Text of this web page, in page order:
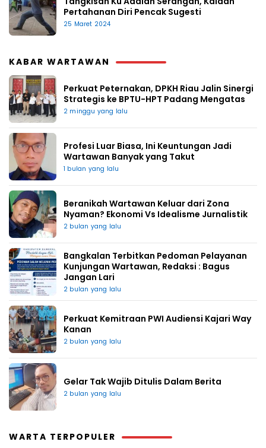
Pertahanan Diri Pencak Sugesti
25 Maret 2024
KABAR WARTAWAN
Perkuat Peternakan, DPKH Riau Jalin Sinergi
Strategis ke BPTU-HPT Padang Mengatas
2 minggu yang lalu
Profesi Luar Biasa, Ini Keuntungan Jadi
Wartawan Banyak yang Takut
1 bulan yang lalu
Beranikah Wartawan Keluar dari Zona
Nyaman? Ekonomi Vs Idealisme Jurnalistik
2 bulan yang lalu
Bangkalan Terbitkan Pedoman Pelayanan
Kunjungan Wartawan, Redaksi : Bagus
Jangan Lari
2 bulan yang lalu
Perkuat Kemitraan PWI Audiensi Kajari Way
Kanan
2 bulan yang lalu
Gelar Tak Wajib Ditulis Dalam Berita
2 bulan yang lalu
WARTA TERPOPULER